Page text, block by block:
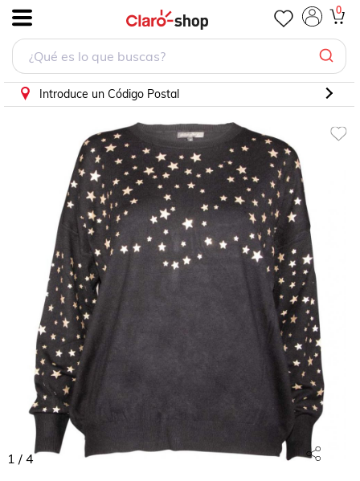
0
Introduce un Código Postal
1 / 4